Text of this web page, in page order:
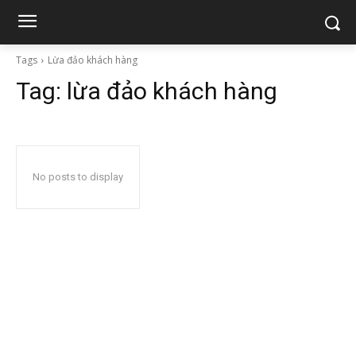
Tags Lừa đảo khách hàng
Tag: lừa đảo khách hàng
No posts to display